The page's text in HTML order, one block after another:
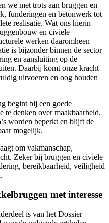
we met trots aan bruggen en
funderingen en betonwerk tot
realisatie. Wat ons hierin
en civiele
werken daaromheen
is bijzonder binnen de sector
en aansluiting op de
Daarbij komt onze kracht
uitvoeren en oog houden
begint bij een goede
denken over maakbaarheid,
worden beperkt en blijft de
mogelijk.
om vakmanschap,
Zeker bij bruggen en civiele
bereikbaarheid, veiligheid
met interesse
is van het Dossier